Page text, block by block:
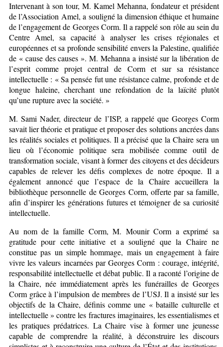
Intervenant à son tour, M. Kamel Mehanna, fondateur et président
de l’Association Amel, a souligné la dimension éthique et humaine
de l’engagement de Georges Corm. Il a rappelé son rôle au sein du
Centre Amel, sa capacité à analyser les crises régionales et
européennes et sa profonde sensibilité envers la Palestine, qualifiée
de « cause des causes ». M. Mehanna a insisté sur la libération de
l’esprit comme projet central de Corm et sur sa résistance
intellectuelle : « Sa pensée fut une résistance calme, profonde et de
longue haleine, cherchant une refondation de la laïcité plutôt
qu’une rupture avec la société. »
M. Sami Nader, directeur de l’ISP, a rappelé que Georges Corm
savait lier théorie et pratique et proposer des solutions ancrées dans
les réalités sociales et politiques. Il a précisé que la Chaire sera un
lieu où l’économie politique sera mobilisée comme outil de
transformation sociale, visant à former des citoyens et des décideurs
capables de relever les défis complexes de notre époque. Il a
également annoncé que l’espace de la Chaire accueillera la
bibliothèque personnelle de Georges Corm, offerte par sa famille,
afin d’inspirer les générations futures et témoigner de sa curiosité
intellectuelle.
Au nom de la famille Corm, M. Mounir Corm a exprimé sa
gratitude pour cette initiative et a souligné que la Chaire ne
constitue pas un simple hommage, mais un engagement à faire
vivre les valeurs incarnées par Georges Corm : courage, intégrité,
responsabilité intellectuelle et débat public. Il a raconté l’origine de
la Chaire, née immédiatement après les funérailles de Georges
Corm grâce à l’impulsion de membres de l’USJ. Il a insisté sur les
objectifs de la Chaire, définis comme une « bataille culturelle et
intellectuelle » contre les fractures imaginaires, les essentialismes et
les pratiques prédatrices. La Chaire vise à former une jeunesse
capable de comprendre la réalité, à déconstruire les discours